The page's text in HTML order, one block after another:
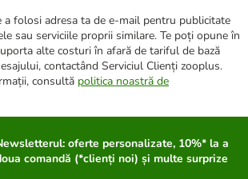
folosi adresa ta de e-mail pentru publicitate
sau serviciile proprii similare. Te poți opune în
alte costuri în afară de tariful de bază
contactând Serviciul Clienți zooplus.
consultă politica noastră de
oferte personalizate, 10%* la a
comandă (*clienți noi) și multe surprize